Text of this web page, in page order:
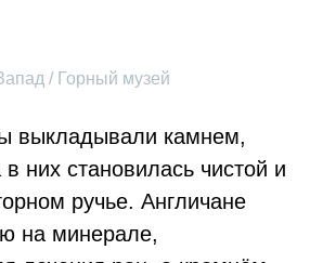
/ Горный музей
выкладывали камнем,
них становилась чистой и
ручье. Англичане
на минерале,